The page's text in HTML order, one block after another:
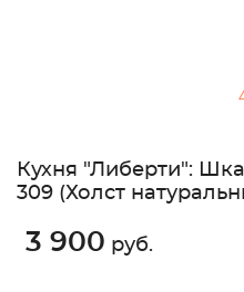
Кухня "Либерти":
309 (Холст
3 900 руб.